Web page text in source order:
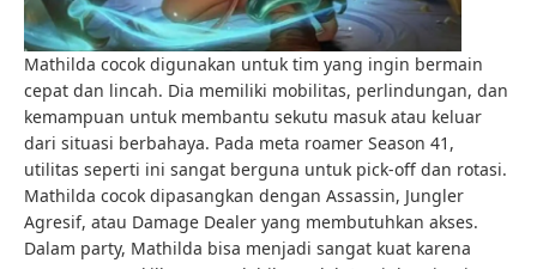
Mathilda cocok digunakan untuk tim yang ingin bermain
cepat dan lincah. Dia memiliki mobilitas, perlindungan, dan
kemampuan untuk membantu sekutu masuk atau keluar
dari situasi berbahaya. Pada meta roamer Season 41,
utilitas seperti ini sangat berguna untuk pick-off dan rotasi.
Mathilda cocok dipasangkan dengan Assassin, Jungler
Agresif, atau Damage Dealer yang membutuhkan akses.
Dalam party, Mathilda bisa menjadi sangat kuat karena